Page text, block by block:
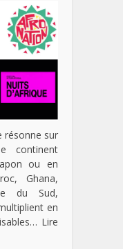
résonne sur
continent
ou en
Ghana,
du Sud,
en
Lire